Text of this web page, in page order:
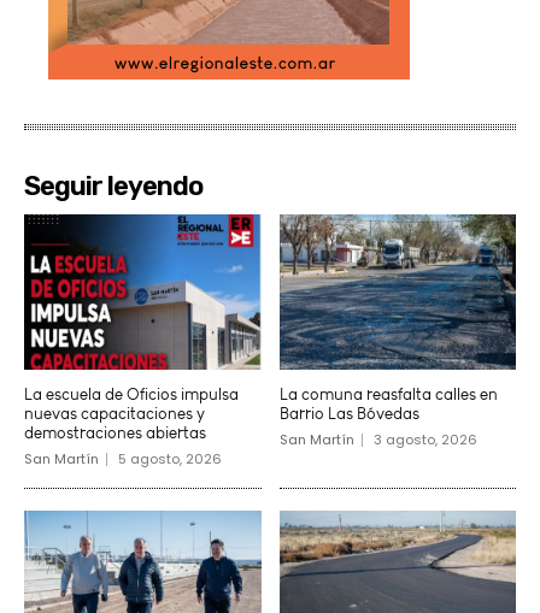
Seguir leyendo
La escuela de Oficios impulsa
nuevas capacitaciones y
demostraciones abiertas
San Martín 5 agosto, 2026
La comuna reasfalta calles en
Barrio Las Bóvedas
San Martín 3 agosto, 2026